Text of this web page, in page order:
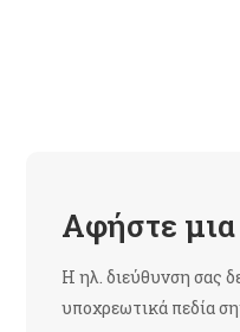
Αφήστε
Η ηλ. διεύθυνση σας
υποχρεωτικά πεδία